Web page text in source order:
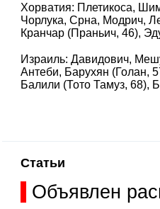
Хорватия: Плетикоса,
Чорлука, Срна, Модрич,
Кранчар (Праньич, 46),
Израиль: Давидович,
Антеби, Барухян (Голан,
Балили (Тото Тамуз, 68),
Статьи
Объявлен